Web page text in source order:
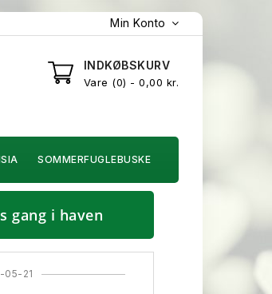
Min Konto
INDKØBSKURV
Vare 0 - 0,00 kr.
SOMMERFUGLEBUSKE
gang i haven
05-21